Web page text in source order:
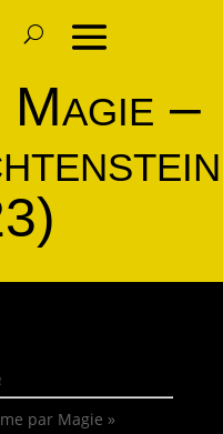
Magie –
par Magie »